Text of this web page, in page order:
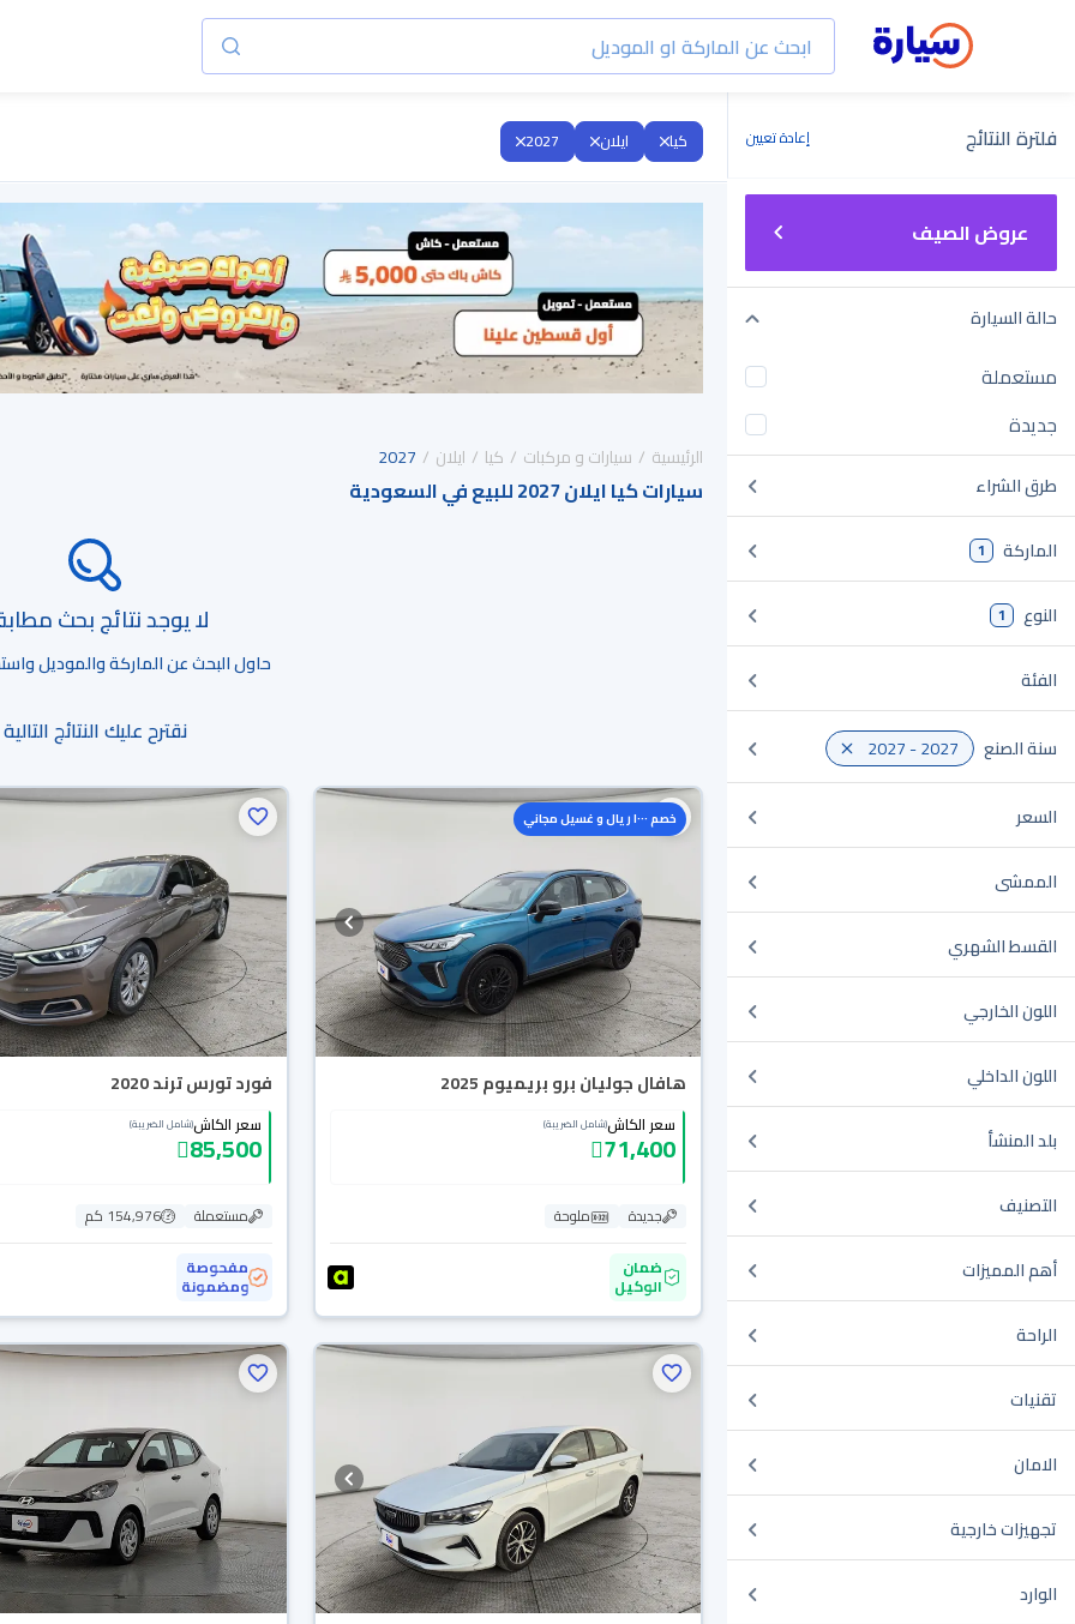
فلترة النتائج إعادة تعيين
عروض الصيف
حالة السيارة
مستعملة
جديدة
طرق الشراء
الماركة 1
النوع 1
الفئة
سنة الصنع 2027 - 2027
السعر
الممشى
القسط الشهري
اللون الخارجي
اللون الداخلي
بلد المنشأ
التصنيف
أهم المميزات
الراحة
تقنيات
الامان
تجهيزات خارجية
الوارد
كيا ايلان 2027
الرئيسية سيارات و مركبات كيا ايلان 2027
سيارات كيا ايلان 2027 للبيع في السعودية
لا يوجد نتائج بحث
حاول البحث عن الماركة والموديل
نقترح عليك النتائج التالية
خصم ١٠٠٠ ريال و غسيل مجاني
هافال جوليان برو بريميوم 2025
سعر الكاش(شامل الضريبة)
71,400
جديدة
ملوحة
ضمان
الوكيل
فورد تورس ترند 2020
سعر الكاش(شامل الضريبة)
85,500
مستعملة
154,976 كم
مفحوصة
ومضمونة